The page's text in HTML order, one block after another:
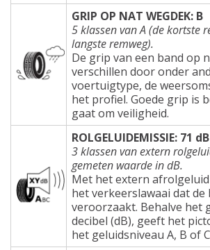
GRIP OP NAT WEGDEK: B
5 klassen van A (de kortste
langste remweg).
De grip van een band op
verschillen door onder
voertuigtype, de
het profiel. Goede grip is
gaat om veiligheid.
ROLGELUIDEMISSIE: 71 dB
3 klassen van extern
gemeten waarde in dB.
Met het extern
het verkeerslawaai dat de
veroorzaakt. Behalve het
decibel (dB), geeft het
het geluidsniveau A, B of